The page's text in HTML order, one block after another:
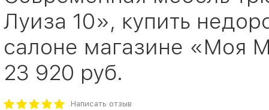
Луиза 10», купить
салоне магазине «Моя
23 920 руб.
Написать отзыв